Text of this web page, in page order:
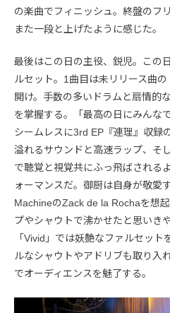
の楽曲でフィニッシュ。終盤のフ
また一段と上げたように感じた。
最後はこの日の主役、鋭児。この
ルセット。1曲目は未リリース曲
開け。手数の多いドラムと扇情的
を掌握する。「最高の日にみんな
シームレスに3rd EP『連理』収録
溢れるサウンドと高速ラップ、そ
で聴覚と視覚共にふっ飛ばされる
ォーマンスだ。御厨は自身が敬愛
MachineのZack de la Rochaを想
プやシャウトで沸かせたと思いき
「Vivid」では妖艶なファルセッ
ルなシャウトやアドリブも取り入
でオーディエンスを魅了する。